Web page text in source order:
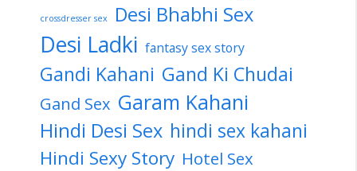
crossdresser sex Desi Bhabhi Sex
Desi Ladki fantasy sex story
Gandi Kahani Gand Ki Chudai
Gand Sex Garam Kahani
Hindi Desi Sex hindi sex kahani
Hindi Sexy Story Hotel Sex